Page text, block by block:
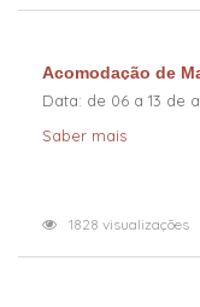
Acomodação de
Data: de 06 a 13 de
Saber mais
1828 visualizações